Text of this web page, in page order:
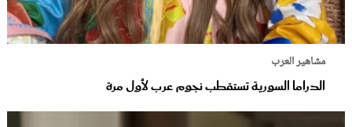
مشاهير العرب
الدراما السورية تستقطب نجوم عرب لأول مرة